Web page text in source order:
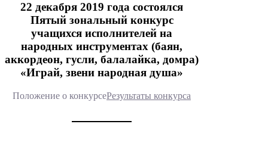
22 декабря 2019 года состоялся
Пятый зональный конкурс
учащихся исполнителей на
народных инструментах (баян,
аккордеон, гусли, балалайка, домра)
«Играй, звени народная душа»
Положение о конкурсеРезультаты конкурса